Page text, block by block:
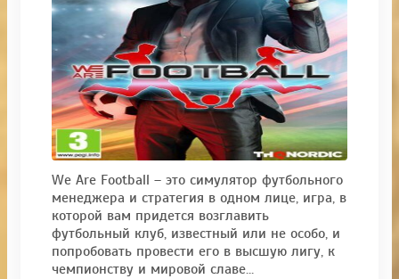
We Are Football – это симулятор футбольного
менеджера и стратегия в одном лице, игра, в
которой вам придется возглавить
футбольный клуб, известный или не особо, и
попробовать провести его в высшую лигу, к
чемпионству и мировой славе…